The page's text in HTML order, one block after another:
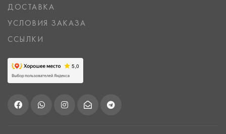
ДОСТАВКА
УСЛОВИЯ ЗАКАЗА
ССЫЛКИ